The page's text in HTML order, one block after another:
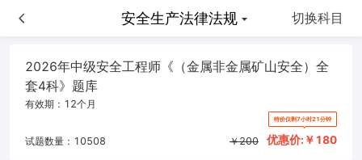
安全生产法律法规 切换科目
金属非金属矿山安全
2026年中级安全工程师《（金属非金属矿山安全）全
套4科》题库
有效期： 12个月
试题数量： 10508 ￥200
特价仅剩7小时21分钟
优惠价:￥ 180